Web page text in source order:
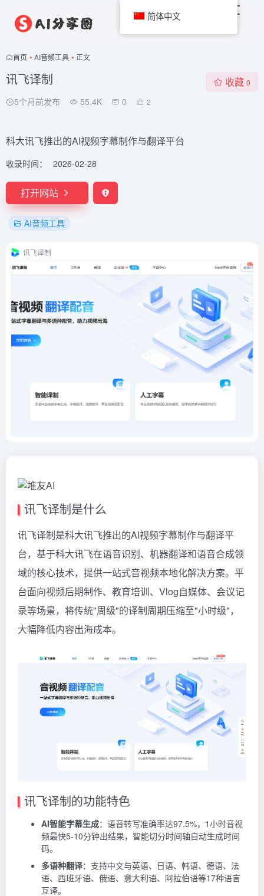
首页 • AI音频工具 • 正文
讯飞译制
5个月前发布 55.4K 0 2
收藏 0
科大讯飞推出的AI视频字幕制作与翻译平台
收录时间： 2026-02-28
打开网站
AI音频工具
讯飞译制
讯飞译制是什么
讯飞译制是科大讯飞推出的AI视频字幕制作与翻译平
台，基于科大讯飞在语音识别、机器翻译和语音合成领
域的核心技术，提供一站式音视频本地化解决方案。平
台面向视频后期制作、教育培训、Vlog自媒体、会议记
录等场景，将传统"周级"的译制周期压缩至"小时级"，
大幅降低内容出海成本。
讯飞译制的功能特色
AI智能字幕生成：语音转写准确率达97.5%，1小时音视
频最快5-10分钟出结果，智能切分时间轴自动生成时间
码。
多语种翻译：支持中文与英语、日语、韩语、德语、法
语、西班牙语、俄语、意大利语、阿拉伯语等17种语言
互译。
简体中文